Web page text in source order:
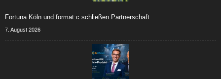
Fortuna Köln und format:c schließen Partnerschaft
7. August 2026